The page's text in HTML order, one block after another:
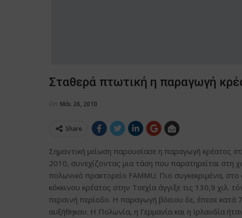
Σταθερά πτωτική η παραγωγή
On Μάι 26, 2010
Share
Σημαντική μείωση παρουσίασε η παραγωγή κρέατος
2010, συνεχίζοντας μια τάση που παρατηρείται στη
πολωνικό πρακτορείο FAMMU. Πιο συγκεκριμένα,
κόκκινου κρέατος στην Τσεχία άγγιξε τις 130,9 χιλ.
περσινή περίοδο. Η παραγωγή βόειου δε, έπεσε κατά
αυξήθηκαν. Η Πολωνία, η Γερμανία και η Ιρλανδία